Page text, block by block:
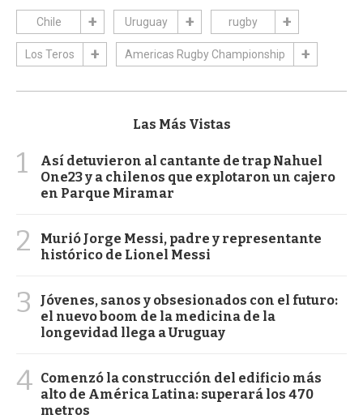
Chile Uruguay rugby
Los Teros Americas Rugby Championship
Las Más Vistas
1
Así detuvieron al cantante de trap Nahuel
One23 y a chilenos que explotaron un cajero
en Parque Miramar
2
Murió Jorge Messi, padre y representante
histórico de Lionel Messi
3
Jóvenes, sanos y obsesionados con el futuro:
el nuevo boom de la medicina de la
longevidad llega a Uruguay
4 Comenzó la construcción del edificio más
alto de América Latina: superará los 470
metros